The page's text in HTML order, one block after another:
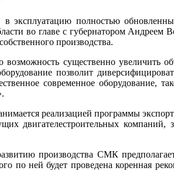
в эксплуатацию полностью
во главе с губернатором Андреем
производства.
существенно увеличить
позволит
современное оборудование,
реализацией программы
двигателестроительных
производства СМК
по ней будет проведена коренная